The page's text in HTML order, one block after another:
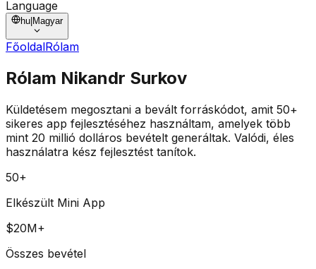
Language
hu Magyar
FőoldalRólam
Rólam Nikandr Surkov
Küldetésem megosztani a bevált forráskódot, amit 50+
sikeres app fejlesztéséhez használtam, amelyek több
mint 20 millió dolláros bevételt generáltak. Valódi, éles
használatra kész fejlesztést tanítok.
50+
Elkészült Mini App
$20M+
Összes bevétel